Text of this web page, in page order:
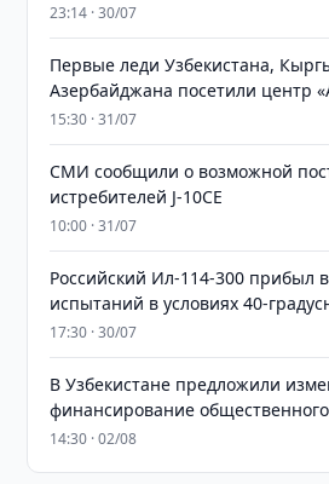
23:14 · 30/07
Первые леди Узбекистана,
Азербайджана посетили центр
15:30 · 31/07
СМИ сообщили о возможной
истребителей J-10CE
10:00 · 31/07
Российский Ил-114-300 прибыл
испытаний в условиях 40-
17:30 · 30/07
В Узбекистане предложили
финансирование
14:30 · 02/08